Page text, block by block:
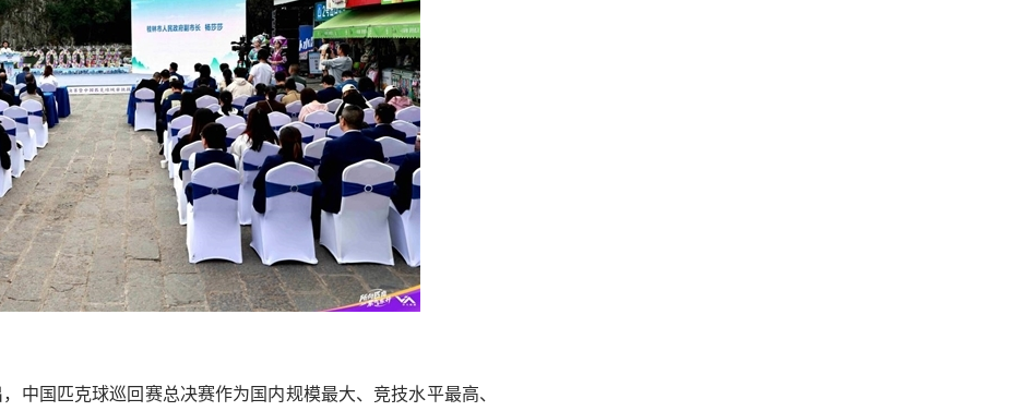
中国匹克球巡回赛总决赛作为国内规模最大、竞技水平最高、